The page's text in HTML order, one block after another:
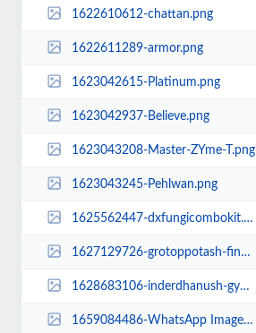
1622610612-chattan.png
1622611289-armor.png
1623042615-Platinum.png
1623042937-Believe.png
1623043208-Master-ZYme-T.png
1623043245-Pehlwan.png
1625562447-dxfungicombokit.png
1627129726-grotoppotash-final.png
1628683106-inderdhanush-gypsum-2.png
1659084486-WhatsApp Image 2022-07-19 at 9.11.22 AM.jpeg